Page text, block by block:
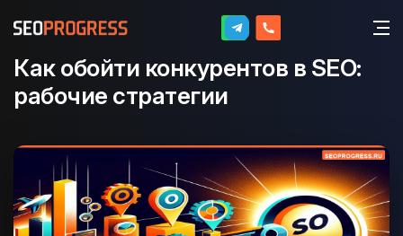
Как обойти конкурентов в SEO:
рабочие стратегии